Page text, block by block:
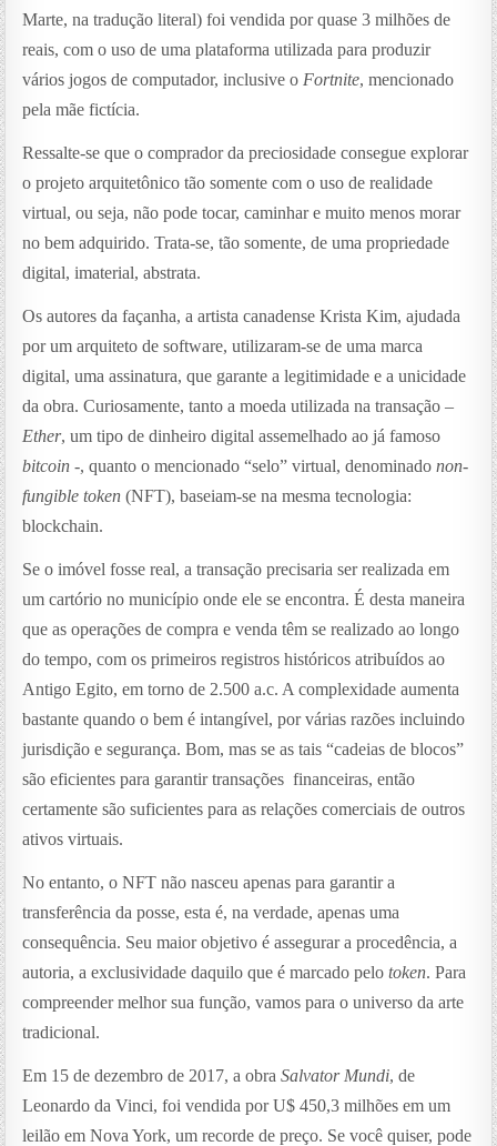
Marte, na tradução literal) foi vendida por quase 3 milhões de
reais, com o uso de uma plataforma utilizada para produzir
vários jogos de computador, inclusive o Fortnite, mencionado
pela mãe fictícia.
Ressalte-se que o comprador da preciosidade consegue explorar
o projeto arquitetônico tão somente com o uso de realidade
virtual, ou seja, não pode tocar, caminhar e muito menos morar
no bem adquirido. Trata-se, tão somente, de uma propriedade
digital, imaterial, abstrata.
Os autores da façanha, a artista canadense Krista Kim, ajudada
por um arquiteto de software, utilizaram-se de uma marca
digital, uma assinatura, que garante a legitimidade e a unicidade
da obra. Curiosamente, tanto a moeda utilizada na transação –
Ether, um tipo de dinheiro digital assemelhado ao já famoso
bitcoin -, quanto o mencionado “selo” virtual, denominadonon-
fungible token (NFT), baseiam-se na mesma tecnologia:
blockchain.
Se o imóvel fosse real, a transação precisaria ser realizada em
um cartório no município onde ele se encontra. É desta maneira
que as operações de compra e venda têm se realizado ao longo
do tempo, com os primeiros registros históricos atribuídos ao
Antigo Egito, em torno de 2.500 a.c. A complexidade aumenta
bastante quando o bem é intangível, por várias razões incluindo
jurisdição e segurança. Bom, mas se as tais “cadeias de blocos”
são eficientes para garantir transações financeiras, então
certamente são suficientes para as relações comerciais de outros
ativos virtuais.
No entanto, o NFT não nasceu apenas para garantir a
transferência da posse, esta é, na verdade, apenas uma
consequência. Seu maior objetivo é assegurar a procedência, a
autoria, a exclusividade daquilo que é marcado pelotoken. Para
compreender melhor sua função, vamos para o universo da arte
tradicional.
Em 15 de dezembro de 2017, a obraSalvator Mundi, de
Leonardo da Vinci, foi vendida por U$ 450,3 milhões em um
leilão em Nova York, um recorde de preço. Se você quiser, pode